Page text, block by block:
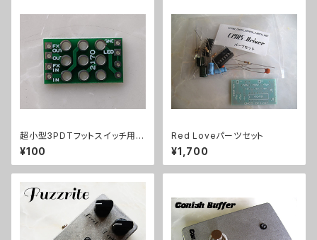
超小型3PDTフットスイッチ用プ
リント基板トゥルーバイパス用21
70
¥100
Red Loveパーツセット
¥1,700